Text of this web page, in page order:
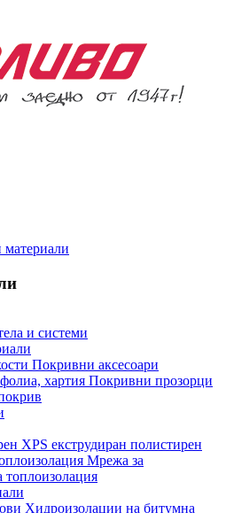
и системи
Покривни аксесоари
хартия Покривни прозорци
XPS екструдиран полистирен
Мрежа за
Хидроизолации на битумна